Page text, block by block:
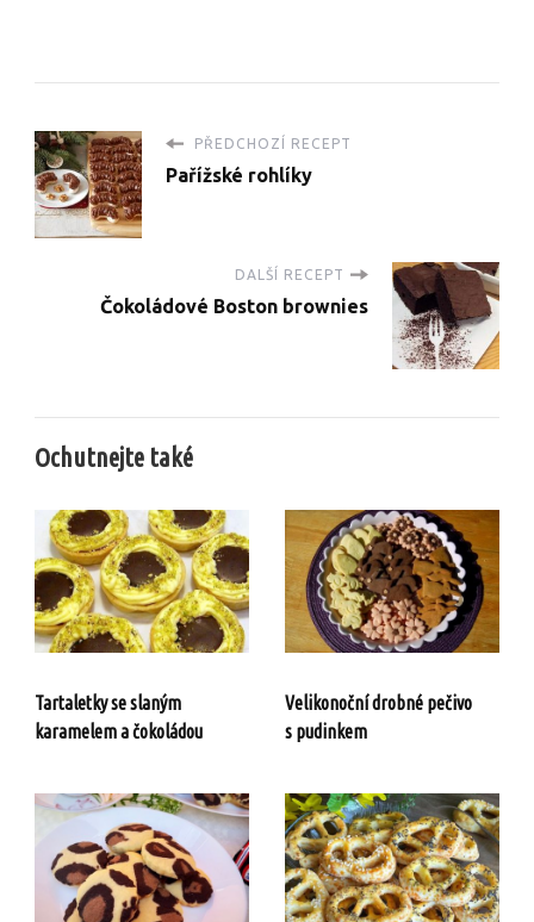
PŘEDCHOZÍ RECEPT
Pařížské rohlíky
DALŠÍ RECEPT
Čokoládové Boston brownies
Ochutnejte také
Tartaletky se slaným
karamelem a čokoládou
Velikonoční drobné pečivo
s pudinkem